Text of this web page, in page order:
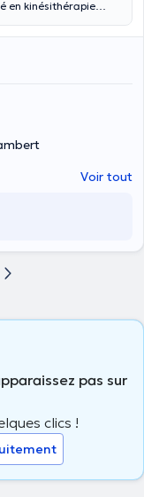
en kinésithérapie
kinésithérapie à
reçoit au Centre
toute
un message
pour les urgences
end.
Voir tout
pas sur
clics !